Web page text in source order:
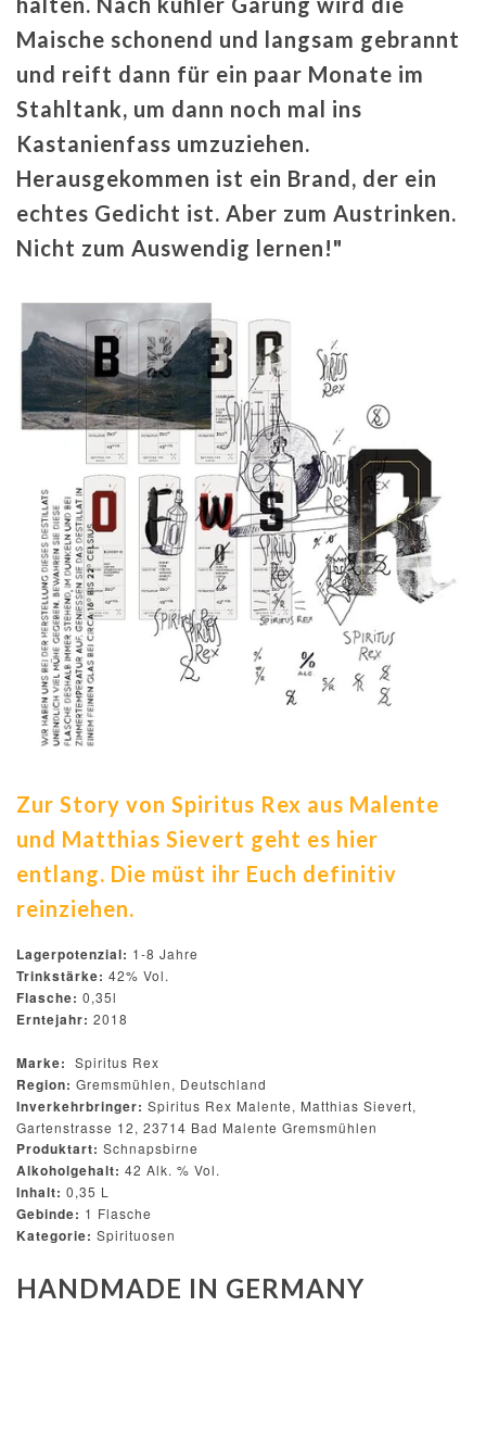
Maische schonend und langsam gebrannt
und reift dann für ein paar Monate im
Stahltank, um dann noch mal ins
Kastanienfass umzuziehen.
Herausgekommen ist ein Brand, der ein
echtes Gedicht ist. Aber zum Austrinken.
Nicht zum Auswendig lernen!"
Zur Story von Spiritus Rex aus Malente
und Matthias Sievert geht es hier
entlang. Die müst ihr Euch definitiv
reinziehen.
Lagerpotenzial: 1-8 Jahre
Trinkstärke: 42% Vol.
Flasche: 0,35l
Erntejahr: 2018
Marke: Spiritus Rex
Region: Gremsmühlen, Deutschland
Inverkehrbringer: Spiritus Rex Malente, Matthias Sievert,
Gartenstrasse 12, 23714 Bad Malente Gremsmühlen
Produktart: Schnapsbirne
Alkoholgehalt: 42 Alk. % Vol.
Inhalt: 0,35 L
Gebinde: 1 Flasche
Kategorie: Spirituosen
HANDMADE IN GERMANY